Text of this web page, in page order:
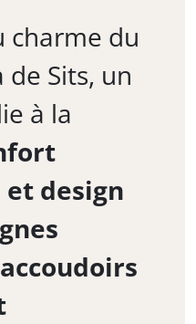
charme du
Sits, un
à la
design